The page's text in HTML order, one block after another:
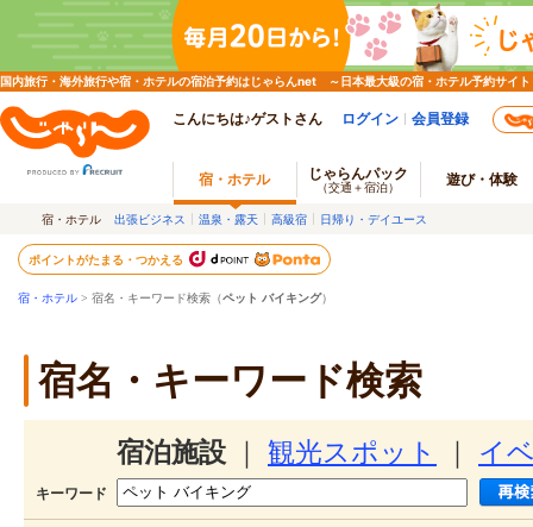
国内旅行・海外旅行や宿・ホテルの宿泊予約はじゃらんnet ～日本最大級の宿・ホテル予約サイト
こんにちは♪ゲストさん ログイン 会員登録
宿・ホテル じゃらんパック
（交通＋宿泊） 遊び・体験
宿・ホテル 出張ビジネス 温泉・露天 高級宿 日帰り・デイユース
ポイントがたまる・つかえる
宿・ホテル > 宿名・キーワード検索（ペット バイキング）
宿名・キーワード検索
宿泊施設 観光スポット イ
キーワード